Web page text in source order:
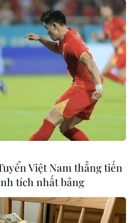
#Phẫu thuật
#Thai nhi
Nha
MỤC
những 'trái
Việt Nam thẳng tiến
tích nhất bảng